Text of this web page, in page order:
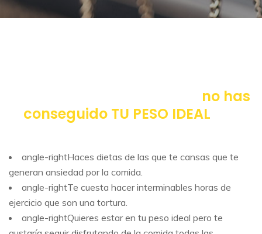
no has
conseguido TU PESO IDEAL
angle-rightHaces dietas de las que te cansas que te
generan ansiedad por la comida.
angle-rightTe cuesta hacer interminables horas de
ejercicio que son una tortura.
angle-rightQuieres estar en tu peso ideal pero te